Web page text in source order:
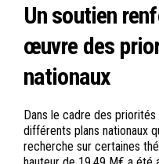
Un soutien
œuvre des
nationaux
Dans le cadre des
différents plans nationaux
recherche sur certaines